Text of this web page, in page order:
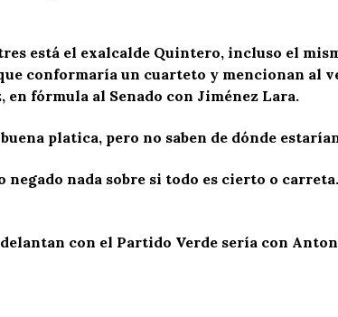
está el exalcalde Quintero, incluso el
conformaría un cuarteto y mencionan al
fórmula al Senado con Jiménez Lara.
platica, pero no saben de dónde
nada sobre si todo es cierto o
con el Partido Verde sería con